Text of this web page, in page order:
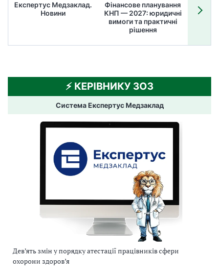
Експертус Медзаклад.
Новини
Фінансове планування
КНП — 2027: юридичні
вимоги та практичні
рішення
⚡️ КЕРІВНИКУ ЗОЗ
Система Експертус Медзаклад
Дев’ять змін у порядку атестації працівників сфери
охорони здоров’я